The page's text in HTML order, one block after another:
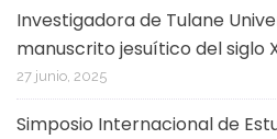
Investigadora de Tulane
manuscrito jesuítico del siglo
27 junio, 2025
Simposio Internacional de